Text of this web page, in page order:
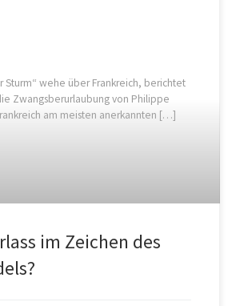
Sturm“ wehe über Frankreich, berichtet
Zwangsberurlaubung von Philippe
am meisten anerkannten […]
im Zeichen des